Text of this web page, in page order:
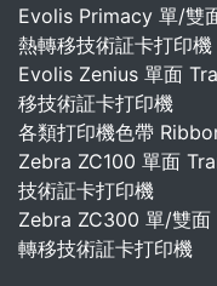
Evolis Primacy 單/雙
熱轉移技術証卡打印機
Evolis Zenius 單面
移技術証卡打印機
各類打印機色帶
Zebra ZC100 單面
技術証卡打印機
Zebra ZC300 單/雙
轉移技術証卡打印機